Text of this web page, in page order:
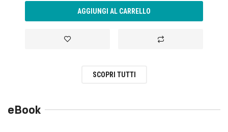
AGGIUNGI AL CARRELLO
Aggiungi alla lista desideri Aggiungi al confronto
SCOPRI TUTTI
eBook